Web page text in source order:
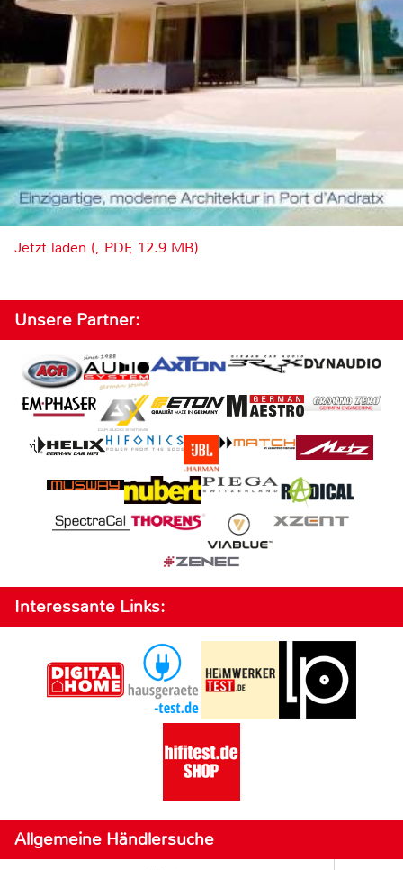
Jetzt laden (, PDF, 12.9 MB)
Unsere Partner:
Interessante Links:
Allgemeine Händlersuche